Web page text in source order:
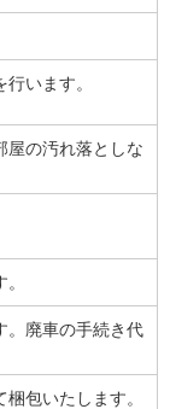
います。
屋の汚れ落としな
。廃車の手続き代
包いたします。